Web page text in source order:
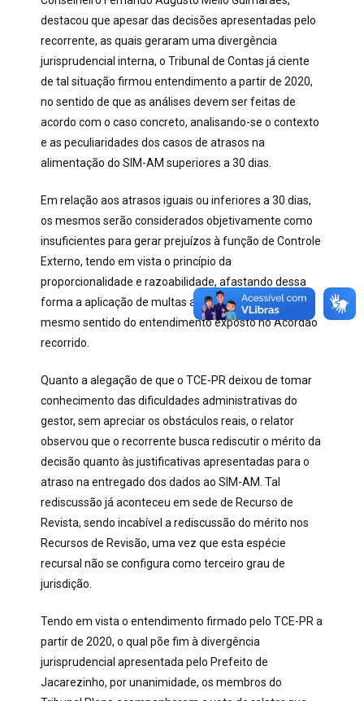
destacou que apesar das decisões apresentadas pelo
recorrente, as quais geraram uma divergência
jurisprudencial interna, o Tribunal de Contas já ciente
de tal situação firmou entendimento a partir de 2020,
no sentido de que as análises devem ser feitas de
acordo com o caso concreto, analisando-se o contexto
e as peculiaridades dos casos de atrasos na
alimentação do SIM-AM superiores a 30 dias.
Em relação aos atrasos iguais ou inferiores a 30 dias,
os mesmos serão considerados objetivamente como
insuficientes para gerar prejuízos à função de Controle
Externo, tendo em vista o princípio da
proporcionalidade e razoabilidade, afastando dessa
forma a aplicação de multas administrativas, no
mesmo sentido do entendimento exposto no Acórdão
recorrido.
Quanto a alegação de que o TCE-PR deixou de tomar
conhecimento das dificuldades administrativas do
gestor, sem apreciar os obstáculos reais, o relator
observou que o recorrente busca rediscutir o mérito da
decisão quanto às justificativas apresentadas para o
atraso na entregado dos dados ao SIM-AM. Tal
rediscussão já aconteceu em sede de Recurso de
Revista, sendo incabível a rediscussão do mérito nos
Recursos de Revisão, uma vez que esta espécie
recursal não se configura como terceiro grau de
jurisdição.
Tendo em vista o entendimento firmado pelo TCE-PR a
partir de 2020, o qual põe fim à divergência
jurisprudencial apresentada pelo Prefeito de
Jacarezinho, por unanimidade, os membros do